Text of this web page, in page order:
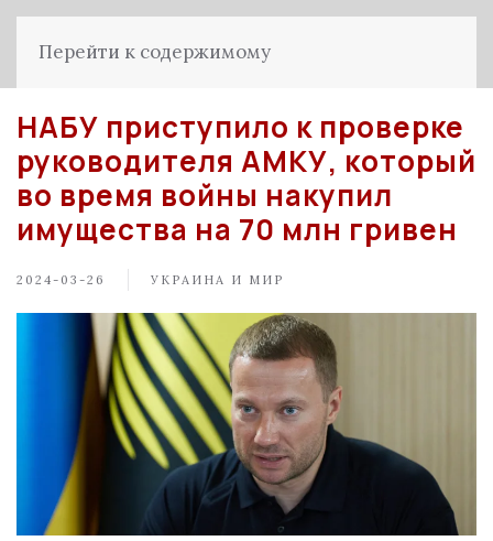
Перейти к содержимому
НАБУ приступило к проверке
руководителя АМКУ, который
во время войны накупил
имущества на 70 млн гривен
2024-03-26 УКРАИНА И МИР